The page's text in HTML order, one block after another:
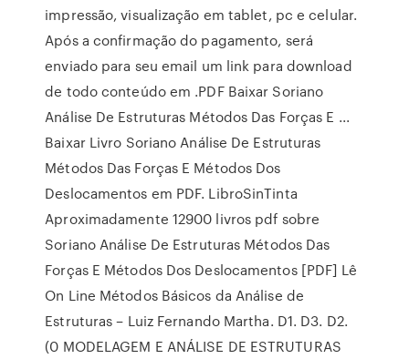
impressão, visualização em tablet, pc e celular.
Após a confirmação do pagamento, será
enviado para seu email um link para download
de todo conteúdo em .PDF Baixar Soriano
Análise De Estruturas Métodos Das Forças E ...
Baixar Livro Soriano Análise De Estruturas
Métodos Das Forças E Métodos Dos
Deslocamentos em PDF. LibroSinTinta
Aproximadamente 12900 livros pdf sobre
Soriano Análise De Estruturas Métodos Das
Forças E Métodos Dos Deslocamentos [PDF] Lê
On Line Métodos Básicos da Análise de
Estruturas – Luiz Fernando Martha. D1. D3. D2.
(0 MODELAGEM E ANÁLISE DE ESTRUTURAS